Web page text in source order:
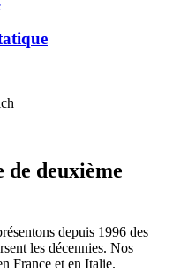
deuxième
depuis 1996 des
les décennies. Nos
France et en Italie.